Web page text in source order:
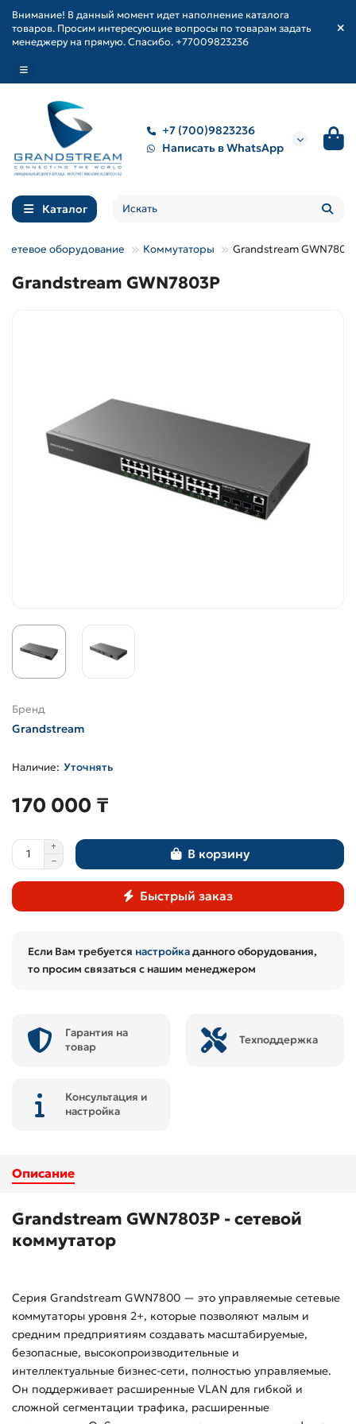
Внимание! В данный момент идет наполнение каталога
товаров. Просим интересующие вопросы по товарам задать
менеджеру на прямую. Спасибо. +77009823236
+7 (700)9823236
Написать в WhatsApp
Каталог
Сетевое оборудование Коммутаторы Grandstream
Grandstream GWN7803P
Бренд
Grandstream
Уточнять
170 000 ₸
В корзину
Быстрый заказ
Если Вам требуется настройкаданного оборудования,
то просим связаться с нашим менеджером
Гарантия на
товар
Техподдержка
Консультация и
настройка
Описание
Grandstream GWN7803P - сетевой
коммутатор
Серия Grandstream GWN7800 — это управляемые сетевые
коммутаторы уровня 2+, которые позволяют малым и
средним предприятиям создавать масштабируемые,
безопасные, высокопроизводительные и
интеллектуальные бизнес-сети, полностью управляемые.
Он поддерживает расширенные VLAN для гибкой и
сложной сегментации трафика, расширенные